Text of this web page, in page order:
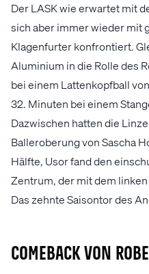
Der LASK wie erwartet mit
sich aber immer wieder mit
Klagenfurter konfrontiert.
Aluminium in die Rolle des
bei einem Lattenkopfball
32. Minuten bei einem
Dazwischen hatten die
Balleroberung von Sascha
Hälfte, Usor fand den
Zentrum, der mit dem linken
Das zehnte Saisontor des
Comeback von